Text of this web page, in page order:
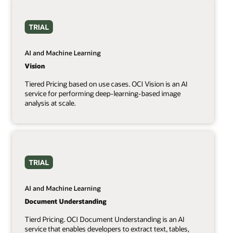
TRIAL
AI and Machine Learning
Vision
Tiered Pricing based on use cases. OCI Vision is an AI
service for performing deep-learning-based image
analysis at scale.
TRIAL
AI and Machine Learning
Document Understanding
Tierd Pricing. OCI Document Understanding is an AI
service that enables developers to extract text, tables,